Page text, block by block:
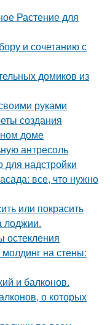
Растение для
и сочетанию с
домиков из
руками
создания
доме
антресоль
надстройки
все, что нужно
или покрасить
лоджии.
остекления
на стены:
и балконов.
о которых